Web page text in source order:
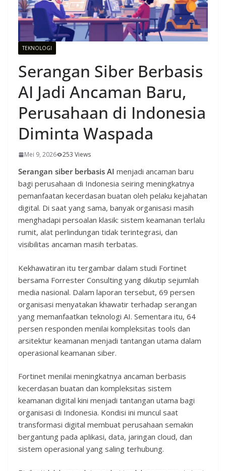
TEKNOLOGI
Serangan Siber Berbasis
AI Jadi Ancaman Baru,
Perusahaan di Indonesia
Diminta Waspada
Mei 9, 2026 253 Views
Serangan siber berbasis AI menjadi ancaman baru
bagi perusahaan di Indonesia seiring meningkatnya
pemanfaatan kecerdasan buatan oleh pelaku kejahatan
digital. Di saat yang sama, banyak organisasi masih
menghadapi persoalan klasik: sistem keamanan terlalu
rumit, alat perlindungan tidak terintegrasi, dan
visibilitas ancaman masih terbatas.
Kekhawatiran itu tergambar dalam studi Fortinet
bersama Forrester Consulting yang dikutip sejumlah
media nasional. Dalam laporan tersebut, 69 persen
organisasi menyatakan khawatir terhadap serangan
yang memanfaatkan teknologi AI. Sementara itu, 64
persen responden menilai kompleksitas tools dan
arsitektur keamanan menjadi tantangan utama dalam
operasional keamanan siber.
Fortinet menilai meningkatnya ancaman berbasis
kecerdasan buatan dan kompleksitas sistem
keamanan digital kini menjadi tantangan utama bagi
organisasi di Indonesia. Kondisi ini muncul saat
transformasi digital membuat perusahaan semakin
bergantung pada aplikasi, data, jaringan cloud, dan
sistem operasional yang saling terhubung.